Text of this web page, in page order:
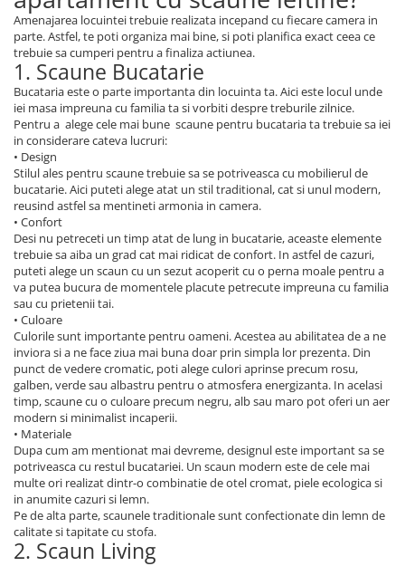
Amenajarea locuintei trebuie realizata incepand cu fiecare camera in
parte. Astfel, te poti organiza mai bine, si poti planifica exact ceea ce
trebuie sa cumperi pentru a finaliza actiunea.
1. Scaune Bucatarie
Bucataria este o parte importanta din locuinta ta. Aici este locul unde
iei masa impreuna cu familia ta si vorbiti despre treburile zilnice.
Pentru a alege cele mai bune scaune pentru bucataria ta trebuie sa iei
in considerare cateva lucruri:
• Design
Stilul ales pentru scaune trebuie sa se potriveasca cu mobilierul de
bucatarie. Aici puteti alege atat un stil traditional, cat si unul modern,
reusind astfel sa mentineti armonia in camera.
• Confort
Desi nu petreceti un timp atat de lung in bucatarie, aceaste elemente
trebuie sa aiba un grad cat mai ridicat de confort. In astfel de cazuri,
puteti alege un scaun cu un sezut acoperit cu o perna moale pentru a
va putea bucura de momentele placute petrecute impreuna cu familia
sau cu prietenii tai.
• Culoare
Culorile sunt importante pentru oameni. Acestea au abilitatea de a ne
inviora si a ne face ziua mai buna doar prin simpla lor prezenta. Din
punct de vedere cromatic, poti alege culori aprinse precum rosu,
galben, verde sau albastru pentru o atmosfera energizanta. In acelasi
timp, scaune cu o culoare precum negru, alb sau maro pot oferi un aer
modern si minimalist incaperii.
• Materiale
Dupa cum am mentionat mai devreme, designul este important sa se
potriveasca cu restul bucatariei. Un scaun modern este de cele mai
multe ori realizat dintr-o combinatie de otel cromat, piele ecologica si
in anumite cazuri si lemn.
Pe de alta parte, scaunele traditionale sunt confectionate din lemn de
calitate si tapitate cu stofa.
2. Scaun Living